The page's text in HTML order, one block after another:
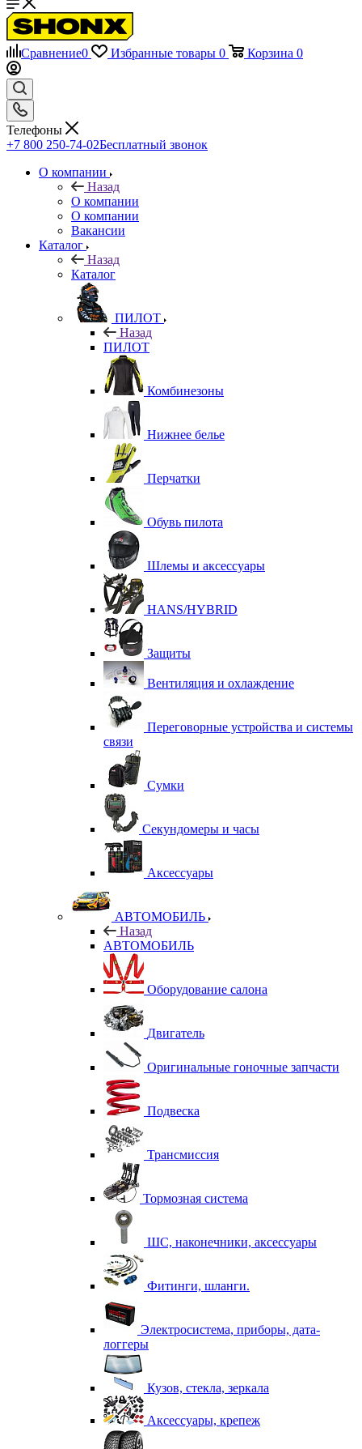
Сравнение0 Избранные товары 0 Корзина 0
Телефоны
+7 800 250-74-02Бесплатный звонок
О компании
Назад
О компании
О компании
Вакансии
Каталог
Назад
Каталог
ПИЛОТ
Назад
ПИЛОТ
Комбинезоны
Нижнее белье
Перчатки
Обувь пилота
Шлемы и аксессуары
HANS/HYBRID
Защиты
Вентиляция и охлаждение
Переговорные устройства и системы
связи
Сумки
Секундомеры и часы
Аксессуары
АВТОМОБИЛЬ
Назад
АВТОМОБИЛЬ
Оборудование салона
Двигатель
Оригинальные гоночные запчасти
Подвеска
Трансмиссия
Тормозная система
ШС, наконечники, аксессуары
Фитинги, шланги.
Электросистема, приборы, дата-
логгеры
Кузов, стекла, зеркала
Аксессуары, крепеж